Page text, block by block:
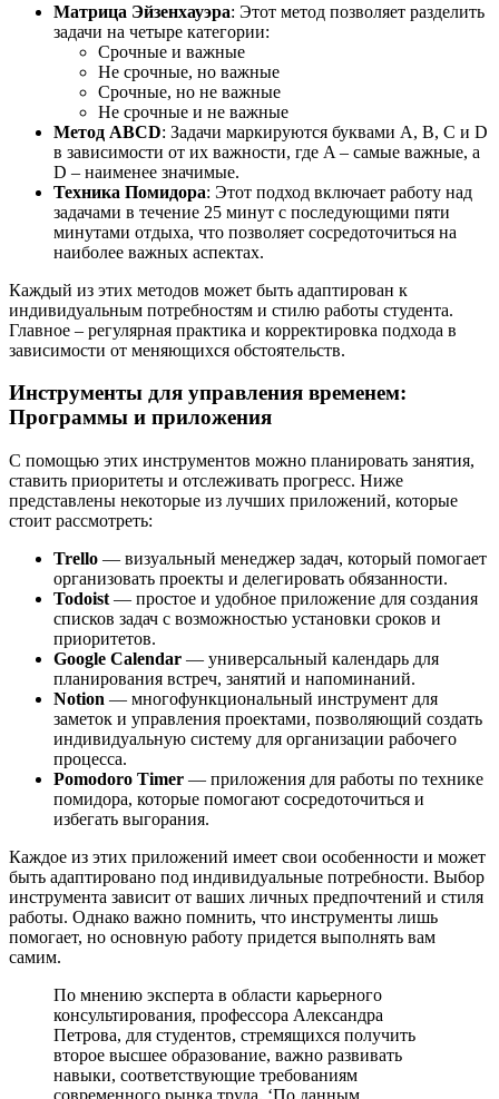
Матрица Эйзенхауэра: Этот метод позволяет разделить
задачи на четыре категории:
Срочные и важные
Не срочные, но важные
Срочные, но не важные
Не срочные и не важные
Метод ABCD: Задачи маркируются буквами A, B, C и D
в зависимости от их важности, где A – самые важные, а
D – наименее значимые.
Техника Помидора: Этот подход включает работу над
задачами в течение 25 минут с последующими пяти
минутами отдыха, что позволяет сосредоточиться на
наиболее важных аспектах.
Каждый из этих методов может быть адаптирован к
индивидуальным потребностям и стилю работы студента.
Главное – регулярная практика и корректировка подхода в
зависимости от меняющихся обстоятельств.
Инструменты для управления временем:
Программы и приложения
С помощью этих инструментов можно планировать занятия,
ставить приоритеты и отслеживать прогресс. Ниже
представлены некоторые из лучших приложений, которые
стоит рассмотреть:
Trello — визуальный менеджер задач, который помогает
организовать проекты и делегировать обязанности.
Todoist — простое и удобное приложение для создания
списков задач с возможностью установки сроков и
приоритетов.
Google Calendar — универсальный календарь для
планирования встреч, занятий и напоминаний.
Notion — многофункциональный инструмент для
заметок и управления проектами, позволяющий создать
индивидуальную систему для организации рабочего
процесса.
Pomodoro Timer — приложения для работы по технике
помидора, которые помогают сосредоточиться и
избегать выгорания.
Каждое из этих приложений имеет свои особенности и может
быть адаптировано под индивидуальные потребности. Выбор
инструмента зависит от ваших личных предпочтений и стиля
работы. Однако важно помнить, что инструменты лишь
помогает, но основную работу придется выполнять вам
самим.
По мнению эксперта в области карьерного
консультирования, профессора Александра
Петрова, для студентов, стремящихся получить
второе высшее образование, важно развивать
навыки, соответствующие требованиям